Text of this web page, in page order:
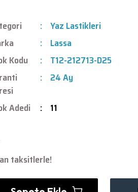
Yaz Lastikleri
Lassa
Kodu
T12-212713-D25
24 Ay
Adedi 11
taksitlerle!